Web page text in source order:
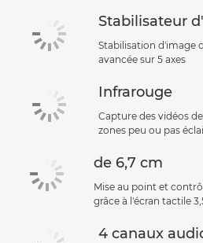
Stabilisateur
Stabilisation d'image
avancée sur 5 axes
Infrarouge
Capture des vidéos
zones peu ou pas
de 6,7 cm
Mise au point et
grâce à l'écran tactile
4 canaux